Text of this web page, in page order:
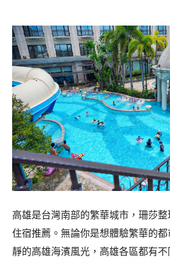
高雄是台灣南部的繁華城市，珊莎
住宿推薦。無論你是想體驗繁華的
靜的高雄海濱風光，高雄各區都有